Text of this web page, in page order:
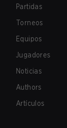
Partidas
Torneos
Equipos
Jugadores
Noticias
Authors
Artículos